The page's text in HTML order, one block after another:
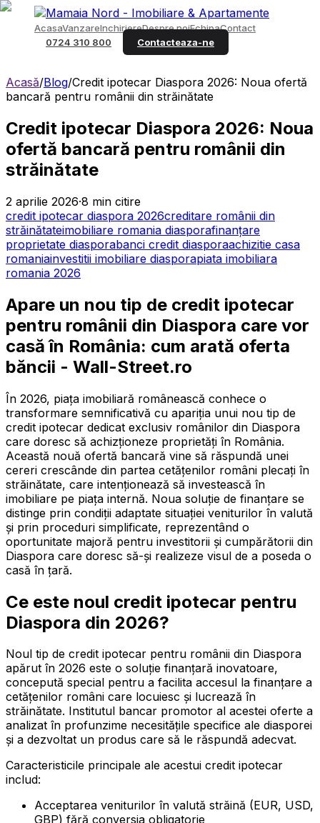
AcasaVanzareInchiriereDespre noiEchipaContact
0724 310 800
Contacteaza-ne
Acasă/Blog/Credit ipotecar Diaspora 2026: Noua ofertă
bancară pentru românii din străinătate
Credit ipotecar Diaspora 2026: Noua
ofertă bancară pentru românii din
străinătate
2 aprilie 2026·8 min citire
credit ipotecar diaspora 2026creditare românii din
străinătateimobiliare romania diasporafinanțare
proprietate diasporabanci credit diasporaachizitie casa
romaniainvestitii imobiliare diasporapiata imobiliara
romania 2026
Apare un nou tip de credit ipotecar
pentru românii din Diaspora care vor
casă în România: cum arată oferta
băncii - Wall-Street.ro
În 2026, piața imobiliară românească conhece o
transformare semnificativă cu apariția unui nou tip de
credit ipotecar dedicat exclusiv românilor din Diaspora
care doresc să achizționeze proprietăți în România.
Această nouă ofertă bancară vine să răspundă unei
cereri crescânde din partea cetățenilor români plecați în
străinătate, care intenționează să investească în
imobiliare pe piața internă. Noua soluție de finanțare se
distinge prin condiții adaptate situației veniturilor în valută
și prin proceduri simplificate, reprezentând o
oportunitate majoră pentru investitorii și cumpărătorii din
Diaspora care doresc să-și realizeze visul de a poseda o
casă în țară.
Ce este noul credit ipotecar pentru
Diaspora din 2026?
Noul tip de credit ipotecar pentru românii din Diaspora
apărut în 2026 este o soluție finanțară inovatoare,
concepută special pentru a facilita accesul la finanțare a
cetățenilor români care locuiesc și lucrează în
străinătate. Institutul bancar promotor al acestei oferte a
analizat în profunzime necesitățile specifice ale diasporei
și a dezvoltat un produs care să le răspundă adecvat.
Caracteristicile principale ale acestui credit ipotecar
includ:
Acceptarea veniturilor în valută străină (EUR, USD,
GBP) fără conversia obligatorie